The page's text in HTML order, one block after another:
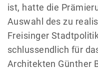
ist, hatte die
Auswahl des zu
Freisinger
schlussendlich für
Architekten Günther